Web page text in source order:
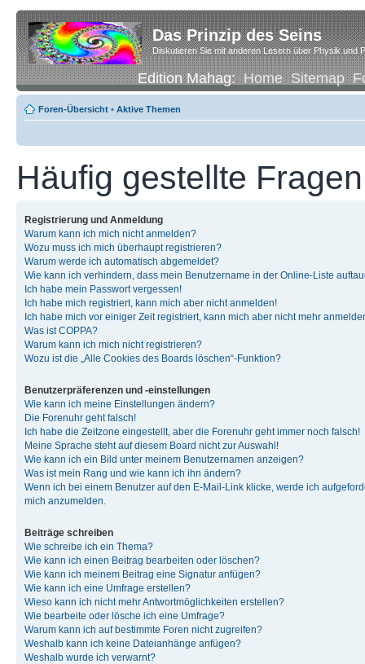
Das Prinzip des Seins
Diskutieren Sie mit anderen Lesern über Physik und
Edition Mahag:Home Sitemap
Foren-Übersicht • Aktive Themen
Häufig gestellte Fragen
Registrierung und Anmeldung
Warum kann ich mich nicht anmelden?
Wozu muss ich mich überhaupt registrieren?
Warum werde ich automatisch abgemeldet?
Wie kann ich verhindern, dass mein Benutzername in der Online-Liste
Ich habe mein Passwort vergessen!
Ich habe mich registriert, kann mich aber nicht anmelden!
Ich habe mich vor einiger Zeit registriert, kann mich aber nicht mehr
Was ist COPPA?
Warum kann ich mich nicht registrieren?
Wozu ist die „Alle Cookies des Boards löschen“-Funktion?
Benutzerpräferenzen und -einstellungen
Wie kann ich meine Einstellungen ändern?
Die Forenuhr geht falsch!
Ich habe die Zeitzone eingestellt, aber die Forenuhr geht immer noch falsch!
Meine Sprache steht auf diesem Board nicht zur Auswahl!
Wie kann ich ein Bild unter meinem Benutzernamen anzeigen?
Was ist mein Rang und wie kann ich ihn ändern?
Wenn ich bei einem Benutzer auf den E-Mail-Link klicke, werde ich
mich anzumelden.
Beiträge schreiben
Wie schreibe ich ein Thema?
Wie kann ich einen Beitrag bearbeiten oder löschen?
Wie kann ich meinem Beitrag eine Signatur anfügen?
Wie kann ich eine Umfrage erstellen?
Wieso kann ich nicht mehr Antwortmöglichkeiten erstellen?
Wie bearbeite oder lösche ich eine Umfrage?
Warum kann ich auf bestimmte Foren nicht zugreifen?
Weshalb kann ich keine Dateianhänge anfügen?
Weshalb wurde ich verwarnt?